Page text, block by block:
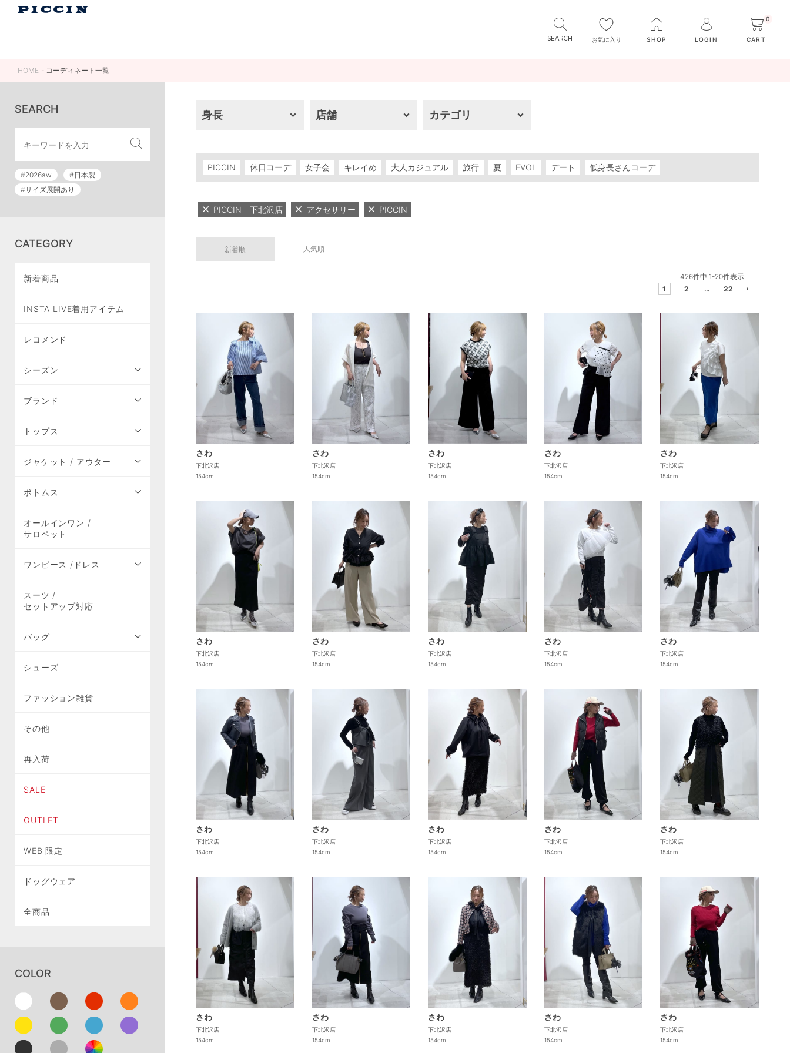
お気に入り SHOP LOGIN
0
CART
HOME コーディネート一覧
SEARCH
#2026aw
#日本製
#サイズ展開あり
CATEGORY
新着商品
INSTA LIVE着用アイテム
レコメンド
シーズン
ブランド
トップス
ジャケット / アウター
ボトムス
オールインワン /
サロペット
ワンピース /ドレス
スーツ /
セットアップ対応
バッグ
シューズ
ファッション雑貨
その他
再入荷
SALE
OUTLET
WEB 限定
ドッグウェア
全商品
COLOR
身長 店舗 カテゴリ
PICCIN 休日コーデ 女子会 キレイめ 大人カジュアル 旅行 夏 EVOL デート 低身長さんコーデ
PICCIN 下北沢店 アクセサリー PICCIN
新着順 人気順
426件中 1-20件表示
1
2 … 22
さわ
下北沢店
154cm
さわ
下北沢店
154cm
さわ
下北沢店
154cm
さわ
下北沢店
154cm
さわ
下北沢店
154cm
さわ
下北沢店
154cm
さわ
下北沢店
154cm
さわ
下北沢店
154cm
さわ
下北沢店
154cm
さわ
下北沢店
154cm
さわ
下北沢店
154cm
さわ
下北沢店
154cm
さわ
下北沢店
154cm
さわ
下北沢店
154cm
さわ
下北沢店
154cm
さわ
下北沢店
154cm
さわ
下北沢店
154cm
さわ
下北沢店
154cm
さわ
下北沢店
154cm
さわ
下北沢店
154cm